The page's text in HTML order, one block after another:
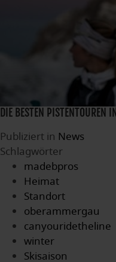
DIE BESTEN PISTENTOUREN
Publiziert in News
Schlagwörter
madebpros
Heimat
Standort
oberammergau
canyouridetheline
winter
Skisaison